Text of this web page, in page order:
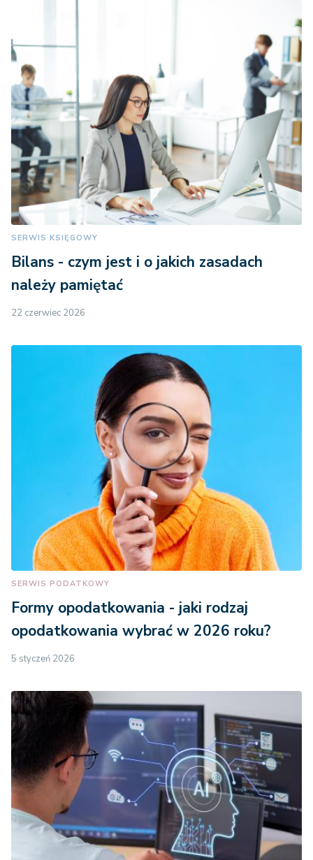
SERWIS KSIĘGOWY
Bilans - czym jest i o jakich zasadach
należy pamiętać
22 czerwiec 2026
SERWIS PODATKOWY
Formy opodatkowania - jaki rodzaj
opodatkowania wybrać w 2026 roku?
5 styczeń 2026